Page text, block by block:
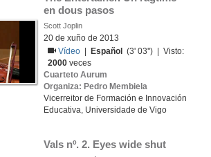
en dous pasos
Scott Joplin
20 de xuño de 2013
Vídeo
Español
(3' 03'') | Visto:
2000 veces
Cuarteto Aurum
Organiza: Pedro Membiela
Vicerreitor de Formación e Innovación
Educativa, Universidade de Vigo
Vals nº. 2. Eyes wide shut